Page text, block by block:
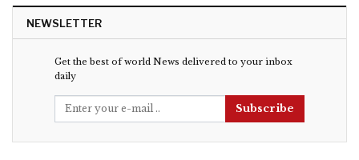
NEWSLETTER
Get the best of world News delivered to your inbox
daily
Subscribe